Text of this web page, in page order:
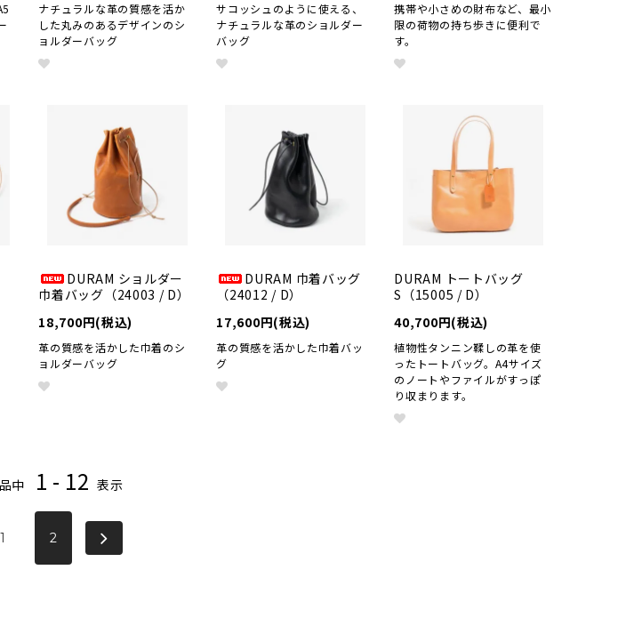
ナチュラルな革の質感を活か
した丸みのあるデザインのシ
ョルダーバッグ
サコッシュのように使える、
ナチュラルな革のショルダー
バッグ
携帯や小さめの財布など、最小
限の荷物の持ち歩きに便利で
す。
DURAM ショルダー
巾着バッグ（24003 / D）
18,700円(税込)
革の質感を活かした巾着のシ
ョルダーバッグ
DURAM 巾着バッグ
（24012 / D）
17,600円(税込)
革の質感を活かした巾着バッ
グ
DURAM トートバッグ
S（15005 / D）
40,700円(税込)
植物性タンニン鞣しの革を使
ったトートバッグ。A4サイズ
のノートやファイルがすっぽ
り収まります。
中 1 - 12 表示
1 2